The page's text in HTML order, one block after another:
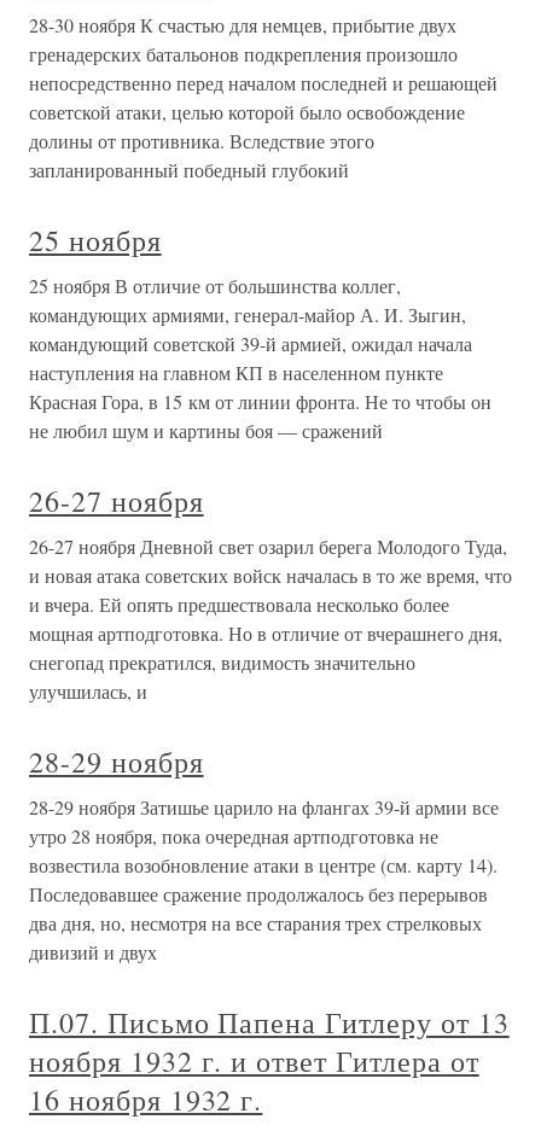
28-30 ноября К счастью для немцев, прибытие двух
гренадерских батальонов подкрепления произошло
непосредственно перед началом последней и решающей
советской атаки, целью которой было освобождение
долины от противника. Вследствие этого
запланированный победный глубокий
25 ноября
25 ноября В отличие от большинства коллег,
командующих армиями, генерал-майор А. И. Зыгин,
командующий советской 39-й армией, ожидал начала
наступления на главном КП в населенном пункте
Красная Гора, в 15 км от линии фронта. Не то чтобы он
не любил шум и картины боя — сражений
26-27 ноября
26-27 ноября Дневной свет озарил берега Молодого Туда,
и новая атака советских войск началась в то же время, что
и вчера. Ей опять предшествовала несколько более
мощная артподготовка. Но в отличие от вчерашнего дня,
снегопад прекратился, видимость значительно
улучшилась, и
28-29 ноября
28-29 ноября Затишье царило на флангах 39-й армии все
утро 28 ноября, пока очередная артподготовка не
возвестила возобновление атаки в центре (см. карту 14).
Последовавшее сражение продолжалось без перерывов
два дня, но, несмотря на все старания трех стрелковых
дивизий и двух
П.07. Письмо Папена Гитлеру от 13
ноября 1932 г. и ответ Гитлера от
16 ноября 1932 г.